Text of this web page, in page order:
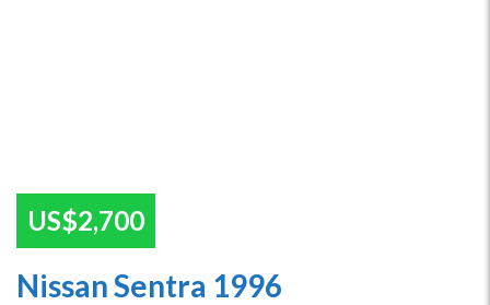
US$2,700
Nissan Sentra 1996